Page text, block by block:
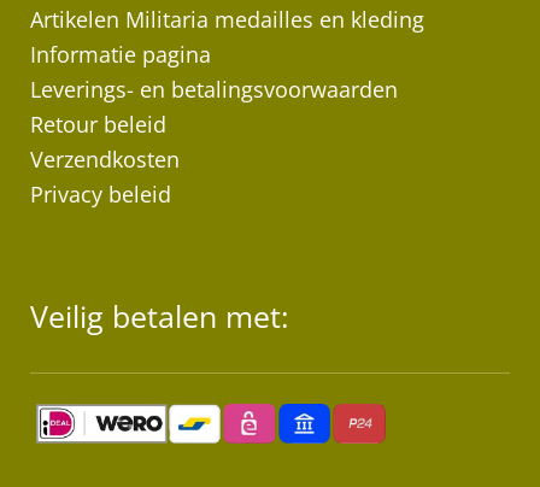
Artikelen Militaria medailles en kleding
Informatie pagina
Leverings- en betalingsvoorwaarden
Retour beleid
Verzendkosten
Privacy beleid
Veilig betalen met: